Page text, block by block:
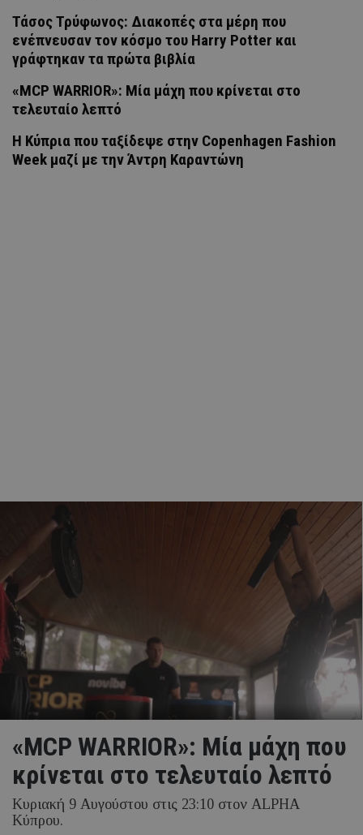
Τάσος Τρύφωνος: Διακοπές στα μέρη που
ενέπνευσαν τον κόσμο του Harry Potter και
γράφτηκαν τα πρώτα βιβλία
«MCP WARRIOR»: Μία μάχη που κρίνεται στο
τελευταίο λεπτό
Η Κύπρια που ταξίδεψε στην Copenhagen Fashion
Week μαζί με την Άντρη Καραντώνη
«MCP WARRIOR»: Μία μάχη που
κρίνεται στο τελευταίο λεπτό
Κυριακή 9 Αυγούστου στις 23:10 στον ALPHA
Κύπρου.